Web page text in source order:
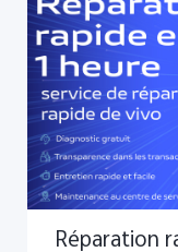
Réparation